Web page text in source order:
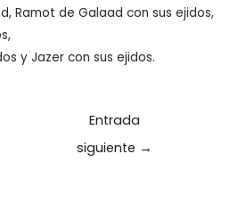
Ramot de Galaad con sus ejidos,
y Jazer con sus ejidos.
Entrada
siguiente →